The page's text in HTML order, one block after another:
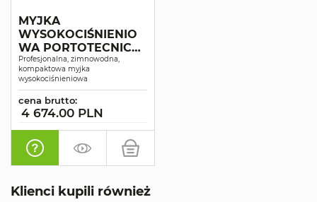
MYJKA
WYSOKOCIŚNIENIO
WA PORTOTECNICA
SUPERJET 1609P
Profesjonalna, zimnowodna,
kompaktowa myjka
wysokociśnieniowa
cena brutto:
4 674.00 PLN
Klienci kupili również